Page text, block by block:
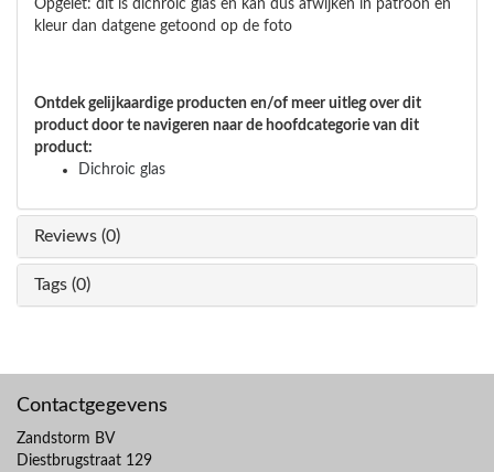
Opgelet: dit is dichroic glas en kan dus afwijken in patroon en
kleur dan datgene getoond op de foto
Ontdek gelijkaardige producten en/of meer uitleg over dit
product door te navigeren naar de hoofdcategorie van dit
product:
Dichroic glas
Reviews (0)
Tags (0)
Contactgegevens
Zandstorm BV
Diestbrugstraat 129